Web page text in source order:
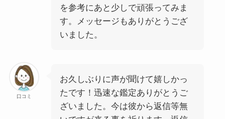
を参考にあと少しで頑張ってみま
す。メッセージもありがとうござ
いました。
口コミ
お久しぶりに声が聞けて嬉しかっ
たです！迅速な鑑定ありがとうご
ざいました。今は彼から返信等無